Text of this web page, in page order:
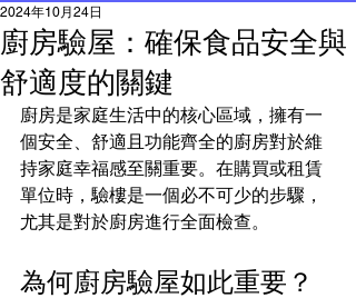
廚房驗屋：確保食品安全與
舒適度的關鍵
2024年10月24日
廚房是家庭生活中的核心區域，擁有一
個安全、舒適且功能齊全的廚房對於維
持家庭幸福感至關重要。在購買或租賃
單位時，驗樓是一個必不可少的步驟，
尤其是對於廚房進行全面檢查。
為何廚房驗屋如此重要？